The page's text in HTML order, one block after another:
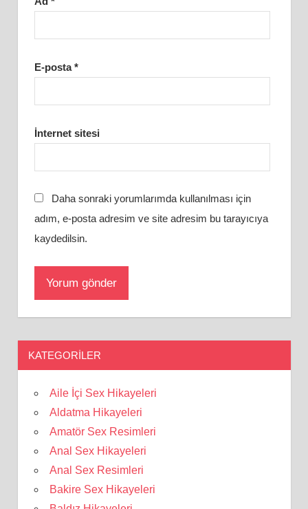
E-posta*
İnternet sitesi
Daha sonraki yorumlarımda kullanılması için
adım, e-posta adresim ve site adresim bu tarayıcıya
kaydedilsin.
KATEGORILER
Aile İçi Sex Hikayeleri
Aldatma Hikayeleri
Amatör Sex Resimleri
Anal Sex Hikayeleri
Anal Sex Resimleri
Bakire Sex Hikayeleri